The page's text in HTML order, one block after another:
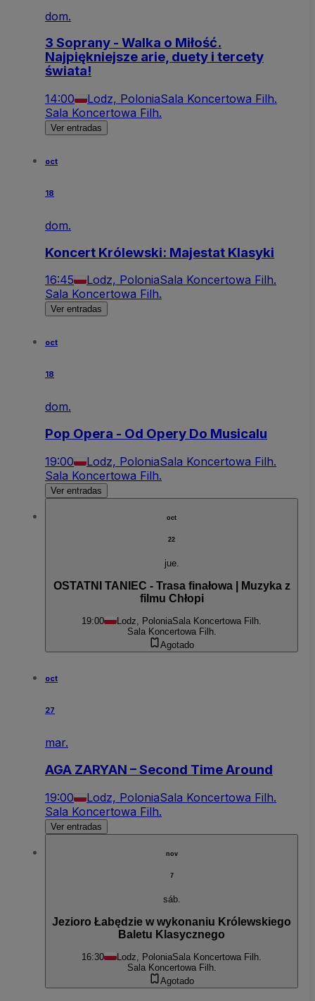
dom.
3 Soprany - Walka o Miłość.
Najpiękniejsze arie, duety i tercety
świata!
14:00 Lodz, PoloniaSala Koncertowa Filh.
Sala Koncertowa Filh.
Ver entradas
oct
18
dom.
Koncert Królewski: Majestat Klasyki
16:45 Lodz, PoloniaSala Koncertowa Filh.
Sala Koncertowa Filh.
Ver entradas
oct
18
dom.
Pop Opera - Od Opery Do Musicalu
19:00 Lodz, PoloniaSala Koncertowa Filh.
Sala Koncertowa Filh.
Ver entradas
oct
22
jue.
OSTATNI TANIEC - Trasa finałowa | Muzyka z
filmu Chłopi
19:00 Lodz, PoloniaSala Koncertowa Filh.
Sala Koncertowa Filh.
Agotado
oct
27
mar.
AGA ZARYAN – Second Time Around
19:00 Lodz, PoloniaSala Koncertowa Filh.
Sala Koncertowa Filh.
Ver entradas
nov
7
sáb.
Jezioro Łabędzie w wykonaniu Królewskiego
Baletu Klasycznego
16:30 Lodz, PoloniaSala Koncertowa Filh.
Sala Koncertowa Filh.
Agotado